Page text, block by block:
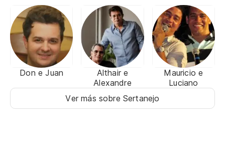
Don e Juan
Althair e
Alexandre
Mauricio e
Luciano
Ver más sobre Sertanejo